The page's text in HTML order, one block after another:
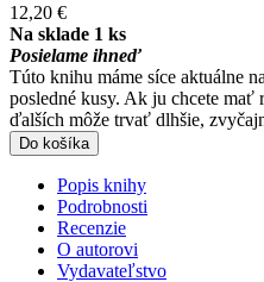
12,20 €
Na sklade 1 ks
Posielame ihneď
Túto knihu máme síce aktuálne
posledné kusy. Ak ju chcete
ďalších môže trvať dlhšie,
Do košíka
Popis knihy
Podrobnosti
Recenzie
O autorovi
Vydavateľstvo